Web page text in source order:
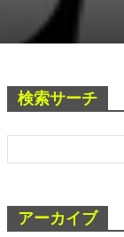
検索サーチ
アーカイブ